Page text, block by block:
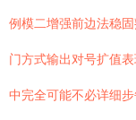
例模二增强前边法稳
门方式输出对号扩值
中完全可能不必详细